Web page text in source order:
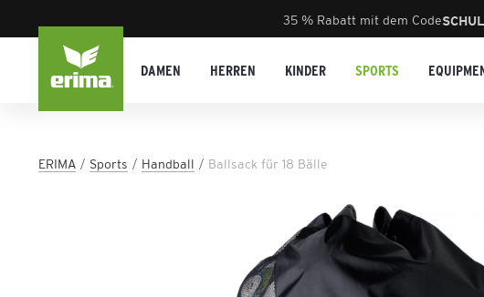
35 % Rabatt mit dem Code
DAMEN HERREN KINDER SPORTS
ERIMA Sports Handball Ballsack für 18 Bälle